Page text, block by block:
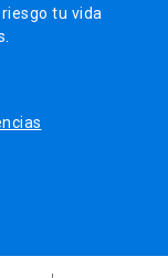
tu vida